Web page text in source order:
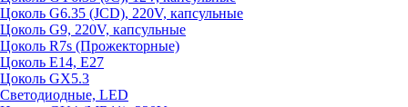
Цоколь G6.35 (JCD), 220V, капсульные
Цоколь G9, 220V, капсульные
Цоколь R7s (Прожекторные)
Цоколь E14, E27
Цоколь GX5.3
Светодиодные, LED